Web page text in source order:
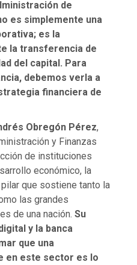
de
es simplemente una
es la
la transferencia de
del capital. Para
debemos verla a
financiera de
Obregón Pérez,
y Finanzas
de instituciones
económico, la
que sostiene tanto la
las grandes
de una nación.Su
y la banca
que una
en este sector es lo